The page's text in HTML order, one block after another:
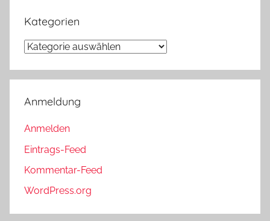
Kategorien
Kategorien
Anmeldung
Anmelden
Eintrags-Feed
Kommentar-Feed
WordPress.org